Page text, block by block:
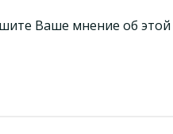
Ваше мнение об этой